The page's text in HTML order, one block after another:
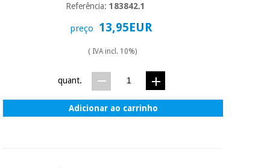
Referência:183842.1
preço 13,95EUR
( IVA incl. 10%)
quant.
Adicionar ao carrinho